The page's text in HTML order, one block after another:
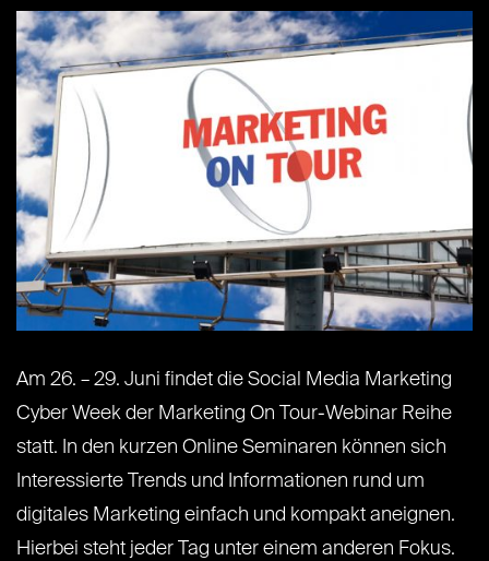
Am 26. – 29. Juni findet die Social Media Marketing
Cyber Week der Marketing On Tour-Webinar Reihe
statt. In den kurzen Online Seminaren können sich
Interessierte Trends und Informationen rund um
digitales Marketing einfach und kompakt aneignen.
Hierbei steht jeder Tag unter einem anderen Fokus.